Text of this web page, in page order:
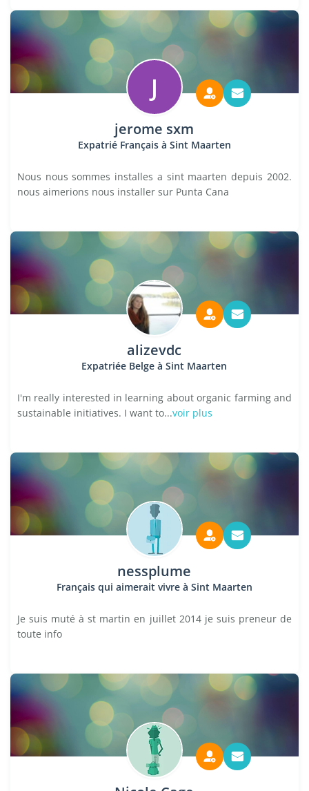
J
jerome sxm
Expatrié Français à Sint Maarten
Nous nous sommes installes a sint maarten depuis 2002.
nous aimerions nous installer sur Punta Cana
alizevdc
Expatriée Belge à Sint Maarten
I'm really interested in learning about organic farming and
sustainable initiatives. I want to...voir plus
nessplume
Français qui aimerait vivre à Sint Maarten
Je suis muté à st martin en juillet 2014 je suis preneur de
toute info